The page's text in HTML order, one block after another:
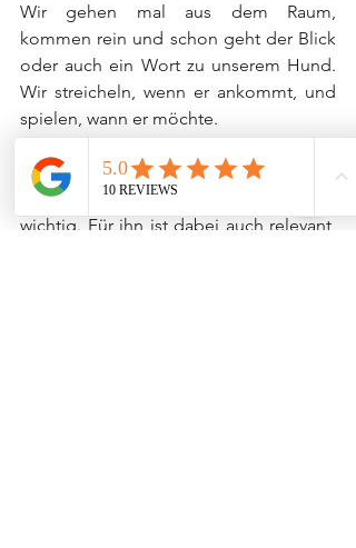
Wir gehen mal aus dem Raum,
kommen rein und schon geht der Blick
oder auch ein Wort zu unserem Hund.
Wir streicheln, wenn er ankommt, und
spielen, wann er möchte.
Unsere Aufmerksamkeit gezielt auf
etwas richten, ist auch für den Hund
wichtig. Für ihn ist dabei auch relevant,